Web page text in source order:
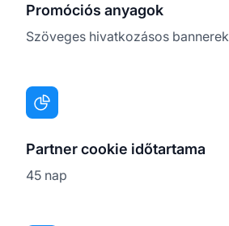
Promóciós anyagok
Szöveges hivatkozásos bannerek
Partner cookie időtartama
45 nap